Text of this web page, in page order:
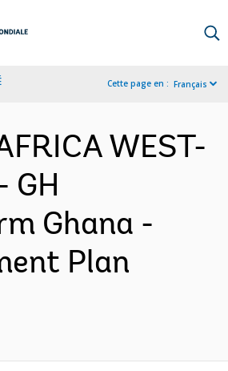
Cette page en : Français
WEST-
GH
Ghana -
Plan